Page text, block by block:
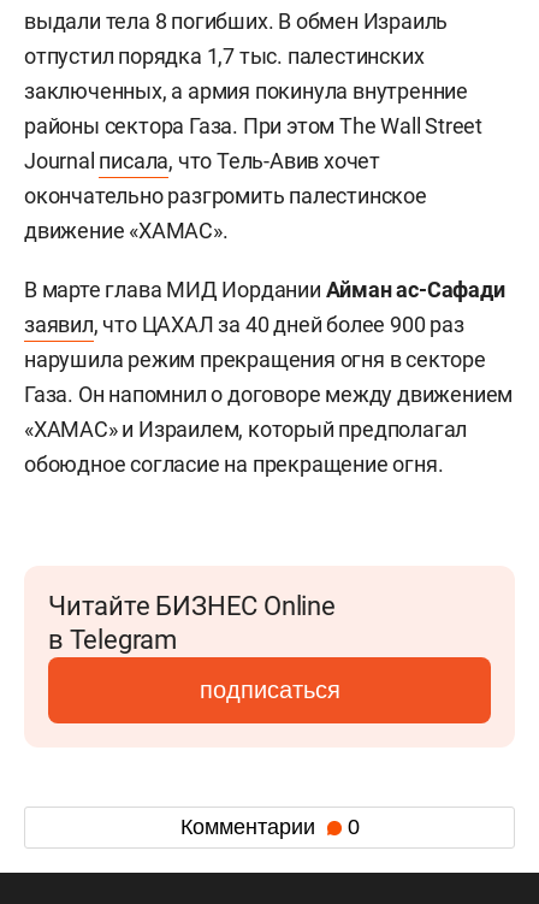
выдали тела 8 погибших. В обмен Израиль
отпустил порядка 1,7 тыс. палестинских
заключенных, а армия покинула внутренние
районы сектора Газа. При этом The Wall Street
Journal писала, что Тель-Авив хочет
окончательно разгромить палестинское
движение «ХАМАС».
В марте глава МИД Иордании Айман ас-Сафади
заявил, что ЦАХАЛ за 40 дней более 900 раз
нарушила режим прекращения огня в секторе
Газа. Он напомнил о договоре между движением
«ХАМАС» и Израилем, который предполагал
обоюдное согласие на прекращение огня.
Читайте БИЗНЕС Online
в Telegram
подписаться
Комментарии 0